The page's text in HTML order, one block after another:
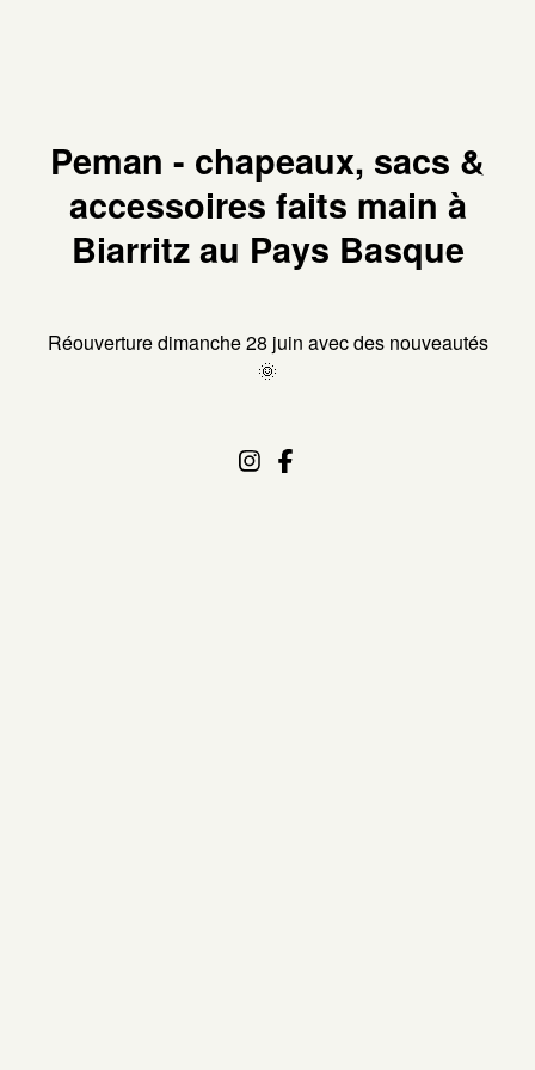
Peman - chapeaux, sacs &
accessoires faits main à
Biarritz au Pays Basque
Réouverture dimanche 28 juin avec des nouveautés
🌞